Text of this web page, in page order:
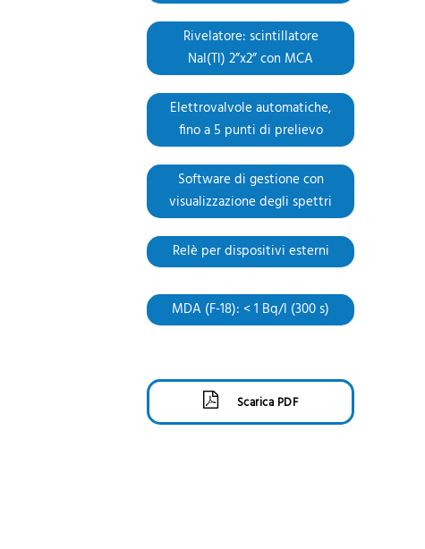
Rivelatore: scintillatore
NaI(Tl) 2”x2” con MCA
Elettrovalvole automatiche,
fino a 5 punti di prelievo
Software di gestione con
visualizzazione degli spettri
Relè per dispositivi esterni
MDA (F-18): < 1 Bq/l (300 s)
Scarica PDF